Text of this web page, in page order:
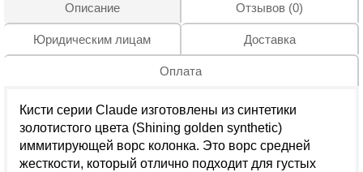
Описание Отзывов (0)
Юридическим лицам Доставка
Оплата
Кисти серии Claude изготовлены из синтетики
золотистого цвета (Shining golden synthetic)
иммитирующей ворс колонка. Это ворс средней
жесткости, который отлично подходит для густых